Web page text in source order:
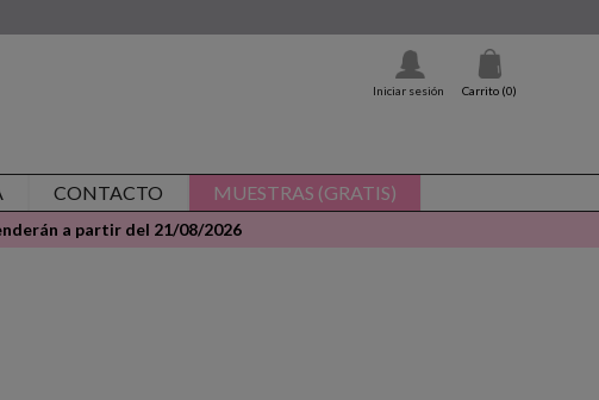
Iniciar sesión Carrito (0)
CONTACTO MUESTRAS (GRATIS)
a partir del 21/08/2026